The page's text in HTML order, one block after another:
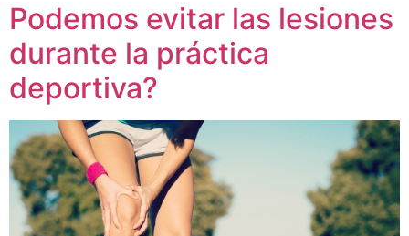
Podemos evitar las lesiones
durante la práctica
deportiva?